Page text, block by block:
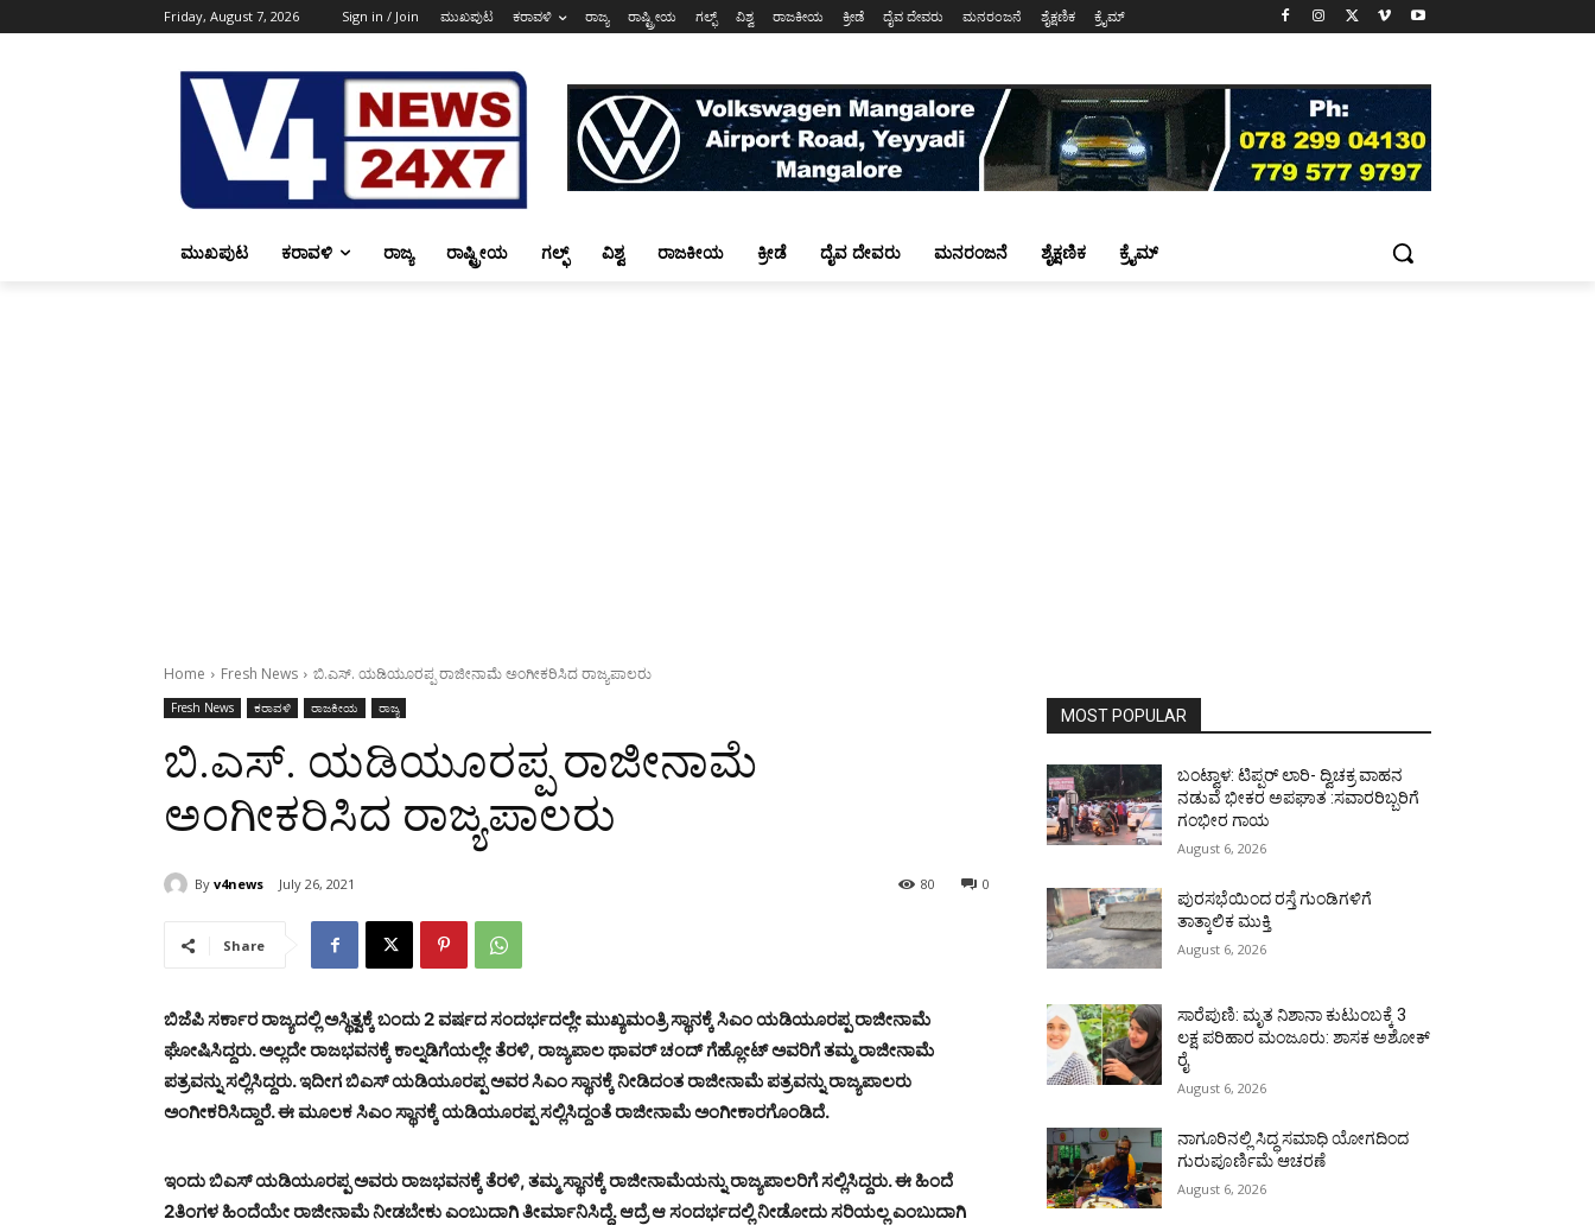
Friday, August 7, 2026 Sign in / Join ಮುಖಪುಟ ಕರಾವಳಿ ರಾಜ್ಯ ರಾಷ್ಟ್ರೀಯ ಗಲ್ಫ್ ವಿಶ್ವ ರಾಜಕೀಯ ಕ್ರೀಡೆ ದೈವ ದೇವರು ಮನರಂಜನೆ ಶೈಕ್ಷಣಿಕ ಕ್ರೈಮ್
ಮುಖಪುಟ ಕರಾವಳಿ ರಾಜ್ಯ ರಾಷ್ಟ್ರೀಯ ಗಲ್ಫ್ ವಿಶ್ವ ರಾಜಕೀಯ ಕ್ರೀಡೆ ದೈವ ದೇವರು ಮನರಂಜನೆ ಶೈಕ್ಷಣಿಕ ಕ್ರೈಮ್
Home Fresh News ಬಿ.ಎಸ್. ಯಡಿಯೂರಪ್ಪ ರಾಜೀನಾಮೆ ಅಂಗೀಕರಿಸಿದ ರಾಜ್ಯಪಾಲರು
Fresh News ಕರಾವಳಿ ರಾಜಕೀಯ ರಾಜ್ಯ
ಬಿ.ಎಸ್. ಯಡಿಯೂರಪ್ಪ ರಾಜೀನಾಮೆ
ಅಂಗೀಕರಿಸಿದ ರಾಜ್ಯಪಾಲರು
By v4news July 26, 2021 0
80
Share
ಬಿಜೆಪಿ ಸರ್ಕಾರ ರಾಜ್ಯದಲ್ಲಿ ಅಸ್ಥಿತ್ವಕ್ಕೆ ಬಂದು 2 ವರ್ಷದ ಸಂದರ್ಭದಲ್ಲೇ ಮುಖ್ಯಮಂತ್ರಿ ಸ್ಥಾನಕ್ಕೆ ಸಿಎಂ ಯಡಿಯೂರಪ್ಪ ರಾಜೀನಾಮೆ
ಘೋಷಿಸಿದ್ದರು. ಅಲ್ಲದೇ ರಾಜಭವನಕ್ಕೆ ಕಾಲ್ನಡಿಗೆಯಲ್ಲೇ ತೆರಳಿ, ರಾಜ್ಯಪಾಲ ಥಾವರ್ ಚಂದ್ ಗೆಹ್ಲೋಟ್ ಅವರಿಗೆ ತಮ್ಮ ರಾಜೀನಾಮೆ
ಪತ್ರವನ್ನು ಸಲ್ಲಿಸಿದ್ದರು. ಇದೀಗ ಬಿಎಸ್ ಯಡಿಯೂರಪ್ಪ ಅವರ ಸಿಎಂ ಸ್ಥಾನಕ್ಕೆ ನೀಡಿದಂತ ರಾಜೀನಾಮೆ ಪತ್ರವನ್ನು ರಾಜ್ಯಪಾಲರು
ಅಂಗೀಕರಿಸಿದ್ದಾರೆ. ಈ ಮೂಲಕ ಸಿಎಂ ಸ್ಥಾನಕ್ಕೆ ಯಡಿಯೂರಪ್ಪ ಸಲ್ಲಿಸಿದ್ದಂತೆ ರಾಜೀನಾಮೆ ಅಂಗೀಕಾರಗೊಂಡಿದೆ.
ಇಂದು ಬಿಎಸ್ ಯಡಿಯೂರಪ್ಪ ಅವರು ರಾಜಭವನಕ್ಕೆ ತೆರಳಿ, ತಮ್ಮ ಸ್ಥಾನಕ್ಕೆ ರಾಜೀನಾಮೆಯನ್ನು ರಾಜ್ಯಪಾಲರಿಗೆ ಸಲ್ಲಿಸಿದ್ದರು. ಈ ಹಿಂದೆ
2ತಿಂಗಳ ಹಿಂದೆಯೇ ರಾಜೀನಾಮೆ ನೀಡಬೇಕು ಎಂಬುದಾಗಿ ತೀರ್ಮಾನಿಸಿದ್ದೆ. ಆದ್ರೆ ಆ ಸಂದರ್ಭದಲ್ಲಿ ನೀಡೋದು ಸರಿಯಲ್ಲ ಎಂಬುದಾಗಿ
MOST POPULAR
ಬಂಟ್ವಾಳ: ಟಿಪ್ಪರ್ ಲಾರಿ- ದ್ವಿಚಕ್ರ ವಾಹನ
ನಡುವೆ ಭೀಕರ ಅಪಘಾತ :ಸವಾರರಿಬ್ಬರಿಗೆ
ಗಂಭೀರ ಗಾಯ
August 6, 2026
ಪುರಸಭೆಯಿಂದ ರಸ್ತೆ ಗುಂಡಿಗಳಿಗೆ
ತಾತ್ಕಾಲಿಕ ಮುಕ್ತಿ
August 6, 2026
ಸಾರೆಪುಣಿ: ಮೃತ ನಿಶಾನಾ ಕುಟುಂಬಕ್ಕೆ 3
ಲಕ್ಷ ಪರಿಹಾರ ಮಂಜೂರು: ಶಾಸಕ ಅಶೋಕ್
ರೈ
August 6, 2026
ನಾಗೂರಿನಲ್ಲಿ ಸಿದ್ಧ ಸಮಾಧಿ ಯೋಗದಿಂದ
ಗುರುಪೂರ್ಣಿಮೆ ಆಚರಣೆ
August 6, 2026